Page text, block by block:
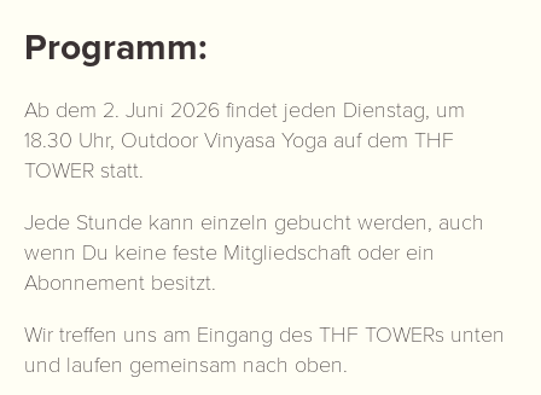
Programm:
Ab dem 2. Juni 2026 findet jeden Dienstag, um
18.30 Uhr, Outdoor Vinyasa Yoga auf dem THF
TOWER statt.
Jede Stunde kann einzeln gebucht werden, auch
wenn Du keine feste Mitgliedschaft oder ein
Abonnement besitzt.
Wir treffen uns am Eingang des THF TOWERs unten
und laufen gemeinsam nach oben.